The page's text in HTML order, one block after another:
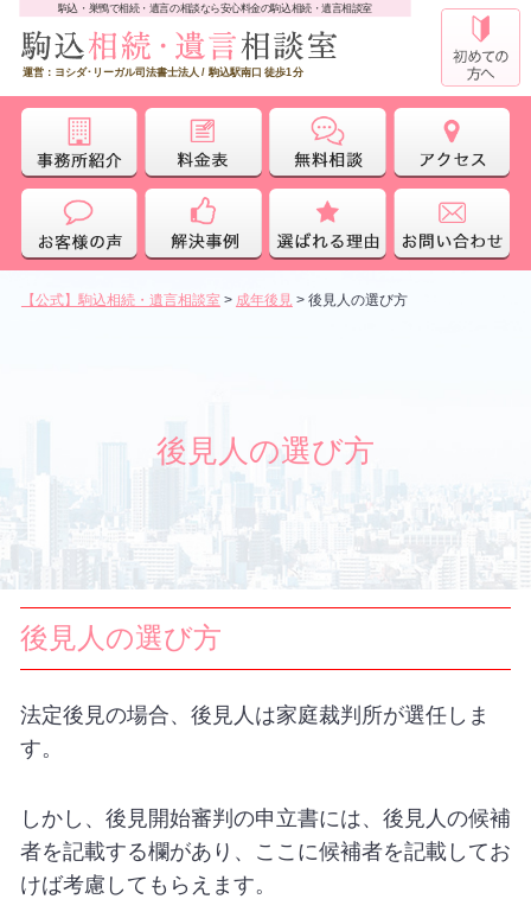
駒込・巣鴨で相続・遺言の相談なら安心料金の駒込相続・遺言相談室
運営：ヨシダ･リーガル司法書士法人 / 駒込駅南口 徒歩1分
【公式】駒込相続・遺言相談室 > 成年後見> 後見人の選び方
後見人の選び方
後見人の選び方
法定後見の場合、後見人は家庭裁判所が選任しま
す。
しかし、後見開始審判の申立書には、後見人の候補
者を記載する欄があり、ここに候補者を記載してお
けば考慮してもらえます。